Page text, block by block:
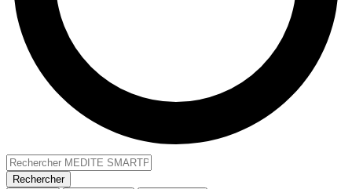
Rechercher